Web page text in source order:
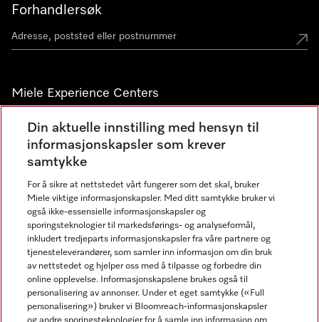
Forhandlersøk
Miele Experience Centers
Miele Experience Center Nesbru
Miele Outlet Nesbru
Nyhetsbrev
Din aktuelle innstilling med hensyn til
informasjonskapsler som krever
samtykke
For å sikre at nettstedet vårt fungerer som det skal, bruker
Miele viktige informasjonskapsler. Med ditt samtykke bruker vi
også ikke-essensielle informasjonskapsler og
sporingsteknologier til markedsførings- og analyseformål,
inkludert tredjeparts informasjonskapsler fra våre partnere og
tjenesteleverandører, som samler inn informasjon om din bruk
av nettstedet og hjelper oss med å tilpasse og forbedre din
online opplevelse. Informasjonskapslene brukes også til
personalisering av annonser. Under et eget samtykke («Full
personalisering») bruker vi Bloomreach-informasjonskapsler